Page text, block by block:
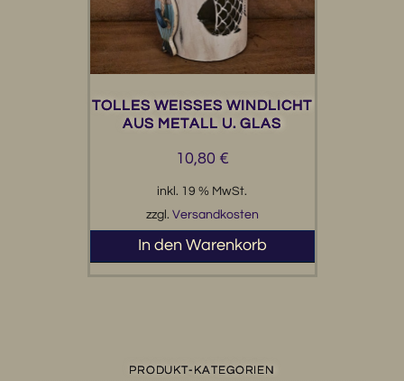
TOLLES WEISSES WINDLICHT A
US METALL U. GLAS
10,80 €
inkl. 19 % MwSt.
zzgl. Versandkosten
In den Warenkorb
PRODUKT-KATEGORIEN